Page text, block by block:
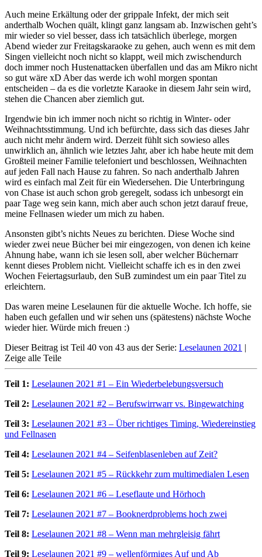
Auch meine Erkältung oder der grippale Infekt, der mich seit
anderthalb Wochen quält, klingt ganz langsam ab. Inzwischen geht’s
mir wieder so viel besser, dass ich tatsächlich überlege, morgen
Abend wieder zur Freitagskaraoke zu gehen, auch wenn es mit dem
Singen vielleicht noch nicht so klappt, weil mich zwischendurch
doch immer noch Hustenattacken überfallen und das am Mikro nicht
so gut wäre xD Aber das werde ich wohl morgen spontan
entscheiden – da es die vorletzte Karaoke in diesem Jahr sein wird,
stehen die Chancen aber ziemlich gut.
Irgendwie bin ich immer noch nicht so richtig in Winter- oder
Weihnachtsstimmung. Und ich befürchte, dass sich das dieses Jahr
auch nicht mehr ändern wird. Derzeit fühlt sich sowieso alles
unwirklich an, ähnlich wie letztes Jahr, aber ich habe heute mit dem
Großteil meiner Familie telefoniert und beschlossen, Weihnachten
auf jeden Fall nach Hause zu fahren. So nach anderthalb Jahren
wird es einfach mal Zeit für ein Wiedersehen. Die Unterbringung
von Chase ist auch schon grob geregelt, sodass ich unbesorgt ein
paar Tage weg sein kann, mich aber auch schon jetzt darauf freue,
meine Fellnasen wieder um mich zu haben.
Ansonsten gibt’s nichts Neues zu berichten. Diese Woche sind
wieder zwei neue Bücher bei mir eingezogen, von denen ich keine
Ahnung habe, wann ich sie lesen soll, aber welcher Büchernarr
kennt dieses Problem nicht. Vielleicht schaffe ich es in den zwei
Wochen Feiertagsurlaub, den SuB zumindest um ein paar Titel zu
erleichtern.
Das waren meine Leselaunen für die aktuelle Woche. Ich hoffe, sie
haben euch gefallen und wir sehen uns (spätestens) nächste Woche
wieder hier. Würde mich freuen :)
Dieser Beitrag ist Teil 40 von 43 aus der Serie: Leselaunen 2021 |
Zeige alle Teile
Teil 1: Leselaunen 2021 #1 – Ein Wiederbelebungsversuch
Teil 2: Leselaunen 2021 #2 – Berufswirrwarr vs. Bingewatching
Teil 3: Leselaunen 2021 #3 – Über richtiges Timing, Wiedereinstieg
und Fellnasen
Teil 4: Leselaunen 2021 #4 – Seifenblasenleben auf Zeit?
Teil 5: Leselaunen 2021 #5 – Rückkehr zum multimedialen Lesen
Teil 6: Leselaunen 2021 #6 – Leseflaute und Hörhoch
Teil 7: Leselaunen 2021 #7 – Booknerdproblems hoch zwei
Teil 8: Leselaunen 2021 #8 – Wenn man mehrgleisig fährt
Teil 9: Leselaunen 2021 #9 – wellenförmiges Auf und Ab